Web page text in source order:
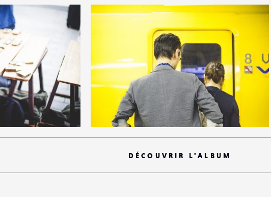
1
14
DÉCOUVRIR L'ALBUM